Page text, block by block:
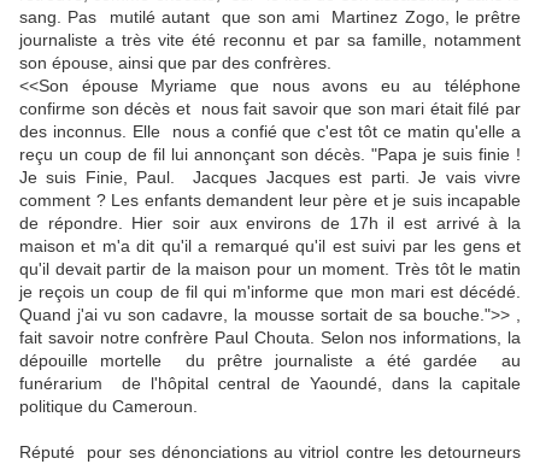
sang. Pas mutilé autant que son ami Martinez Zogo, le prêtre
journaliste a très vite été reconnu et par sa famille, notamment
son épouse, ainsi que par des confrères.
<<Son épouse Myriame que nous avons eu au téléphone
confirme son décès et nous fait savoir que son mari était filé par
des inconnus. Elle nous a confié que c'est tôt ce matin qu'elle a
reçu un coup de fil lui annonçant son décès. "Papa je suis finie !
Je suis Finie, Paul. Jacques Jacques est parti. Je vais vivre
comment ? Les enfants demandent leur père et je suis incapable
de répondre. Hier soir aux environs de 17h il est arrivé à la
maison et m'a dit qu'il a remarqué qu'il est suivi par les gens et
qu'il devait partir de la maison pour un moment. Très tôt le matin
je reçois un coup de fil qui m'informe que mon mari est décédé.
Quand j'ai vu son cadavre, la mousse sortait de sa bouche.">> ,
fait savoir notre confrère Paul Chouta. Selon nos informations, la
dépouille mortelle du prêtre journaliste a été gardée au
funérarium de l'hôpital central de Yaoundé, dans la capitale
politique du Cameroun.
Réputé pour ses dénonciations au vitriol contre les detourneurs